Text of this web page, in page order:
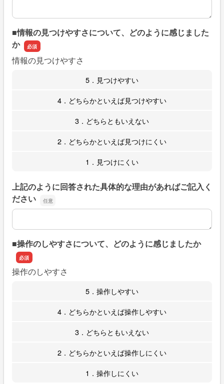
上記のように回答された具体的な理由があればご記入くだ
■情報の見つけやすさについて、どのように感じました
か
情報の見つけやすさ
5．見つけやすい
4．どちらかといえば見つけやすい
3．どちらともいえない
2．どちらかといえば見つけにくい
1．見つけにくい
上記のように回答された具体的な理由があればご記入く
ださい
上記のように回答された具体的な理由があればご記入くだ
■操作のしやすさについて、どのように感じましたか
操作のしやすさ
5．操作しやすい
4．どちらかといえば操作しやすい
3．どちらともいえない
2．どちらかといえば操作しにくい
1．操作しにくい